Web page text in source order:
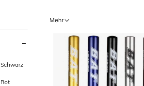
Schwarz
Rot
Mehr